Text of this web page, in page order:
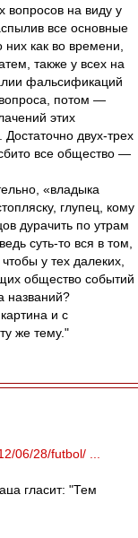
вопросов на виду у
все основные
как во времени,
также у всех на
фальсификаций
вопроса, потом —
этих
двух-трех
все общество —
«владыка
глупец, кому
дурачить по утрам
суть-то вся в том,
у тех далеких,
общество событий
названий?
и с
же тему."
06/28/futbol/ ...
гласит: "Тем